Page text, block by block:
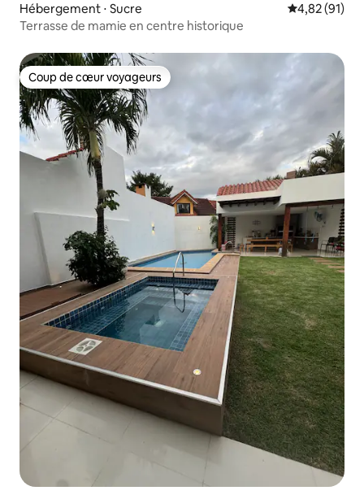
Hébergement ⋅ Sucre Évaluation
4,82 (91)
Terrasse de mamie en centre historique
Coup de cœur voyageurs
Coup de cœur voyageurs